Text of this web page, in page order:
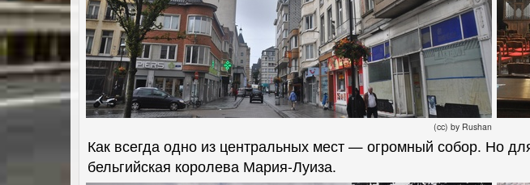
(cc) by Rushan
Как всегда одно из центральных мест — огромный собор. Но
бельгийская королева Мария-Луиза.